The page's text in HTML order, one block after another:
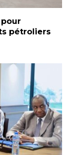
pétroliers